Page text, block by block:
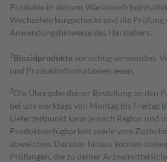
Produkte in deinem Warenkorb
Wechselwirkungschecks und die Prüfung
Anwendungshinweise des Herstellers.
2Biozidproduktevorsichtig verwenden.
und Produktinformationen lesen.
3Die Übergabe deiner Bestellung an den
bei uns werktags von Montag bis Freitag
Lieferzeitpunkt kann je nach Region und
Produktverfügbarkeit sowie vom
abweichen. Darüber hinaus können
Prüfungen, die zu deiner